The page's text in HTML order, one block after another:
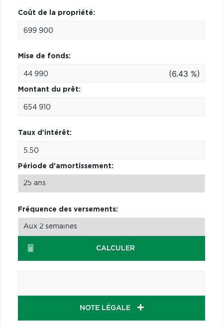
Coût de la propriété:
Mise de fonds:
(6.43 %)
Montant du prêt:
Taux d'intérêt:
Période d'amortissement:
Fréquence des versements:
CALCULER
NOTE LÉGALE